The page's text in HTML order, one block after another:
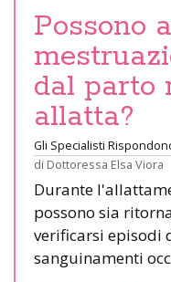
Possono
dal parto
allatta?
Gli Specialisti
di Dottoressa Elsa Viora
Durante
possono sia
verificarsi episodi
sanguinamenti